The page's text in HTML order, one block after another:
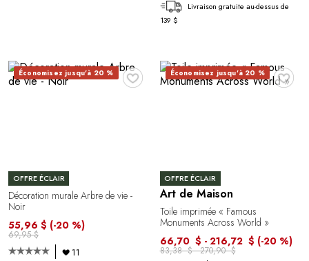
Livraison gratuite au-dessus de
139 $
♥
Économisez jusqu'à 20 %
OFFRE ÉCLAIR
Décoration murale Arbre de vie -
Noir
55,96 $ (-20 %)
69,95 $
11
♥
Économisez jusqu'à 20 %
OFFRE ÉCLAIR
Art de Maison
Toile imprimée « Famous
Monuments Across World »
66,70 $ - 216,72 $ (-20 %)
83,38 $ - 270,90 $